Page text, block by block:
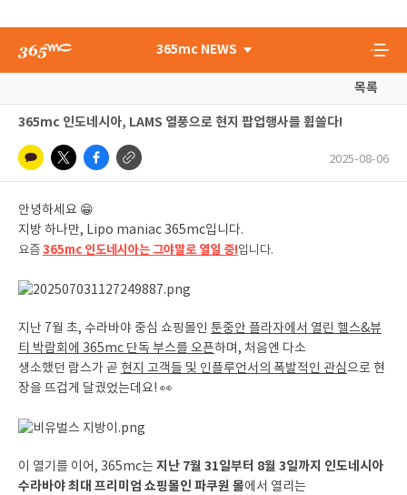
365mc NEWS
목록
365mc 인도네시아, LAMS 열풍으로 현지 팝업행사를 휩쓸다!
2025-08-06
안녕하세요 😁
지방 하나만, Lipo maniac 365mc입니다.
요즘365mc 인도네시아는 그야말로 열일 중!입니다.
지난 7월 초, 수라바야 중심 쇼핑몰인 툰중안 플라자에서 열린 헬스&뷰
티 박람회에 365mc 단독 부스를 오픈하며, 처음엔 다소
생소했던 람스가 곧 현지 고객들 및 인플루언서의 폭발적인 관심으로 현
장을 뜨겁게 달궜었는데요! 👀
이 열기를 이어, 365mc는 지난 7월 31일부터 8월 3일까지 인도네시아
수라바야 최대 프리미엄 쇼핑몰인 파쿠원 몰에서 열리는